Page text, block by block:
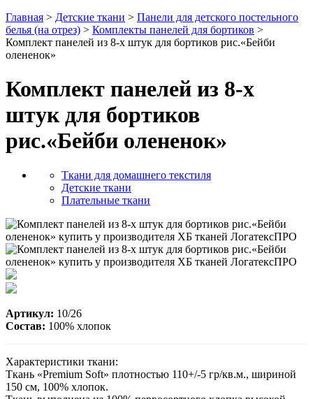
Главная > Детские ткани > Панели для детского постельного
белья (на отрез) > Комплекты панелей для бортиков >
Комплект панелей из 8-х штук для бортиков рис.«Бейби
олененок»
Комплект панелей из 8-х
штук для бортиков
рис.«Бейби олененок»
Ткани для домашнего текстиля
Детские ткани
Плательные ткани
Артикул: 10/26
Состав: 100% хлопок
Характеристики ткани:
Ткань «Premium Soft» плотностью 110+/-5 гр/кв.м., шириной
150 см, 100% хлопок.